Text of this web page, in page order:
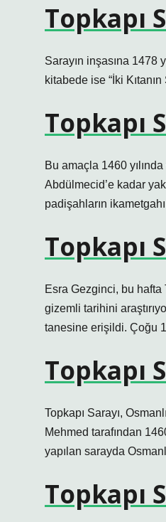
Topkapı
Sarayın inşasına 1478
kitabede ise “İki
Topkapı
Bu amaçla 1460
Abdülmecid’e kadar
padişahların
Topkapı
Esra Gezginci, bu hafta
gizemli tarihini
tanesine erişildi. Çoğu
Topkapı
Topkapı Sarayı,
Mehmed tarafından
yapılan sarayda
Topkapı